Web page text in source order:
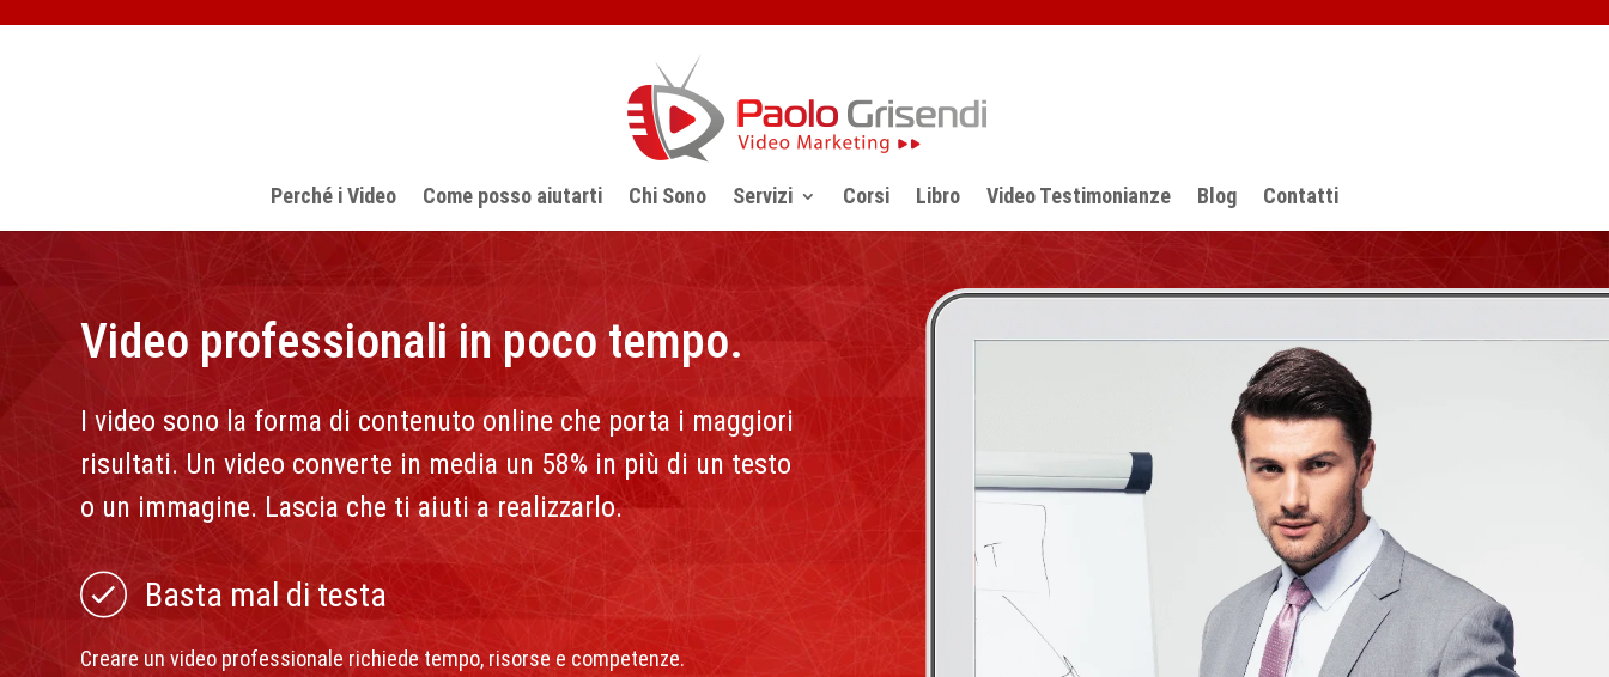
Perché i Video Come posso aiutarti Chi Sono Servizi Corsi Libro Video Testimonianze Blog Contatti
Video professionali in poco tempo.
I video sono la forma di contenuto online che porta i maggiori
risultati. Un video converte in media un 58% in più di un testo
o un immagine. Lascia che ti aiuti a realizzarlo.
Basta mal di testa
Creare un video professionale richiede tempo, risorse e competenze.